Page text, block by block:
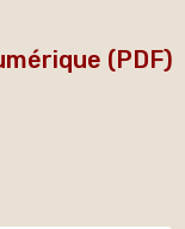
(PDF)